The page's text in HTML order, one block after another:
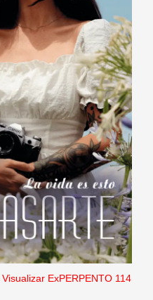
Visualizar ExPERPENTO 114